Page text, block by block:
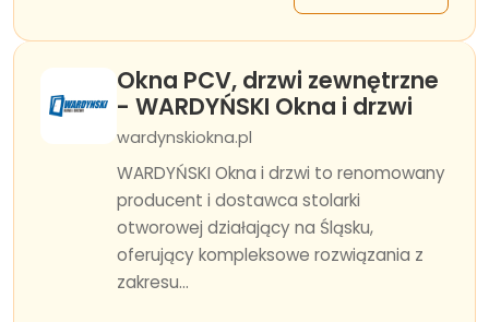
Okna PCV, drzwi zewnętrzne
- WARDYŃSKI Okna i drzwi
wardynskiokna.pl
WARDYŃSKI Okna i drzwi to renomowany
producent i dostawca stolarki
otworowej działający na Śląsku,
oferujący kompleksowe rozwiązania z
zakresu...